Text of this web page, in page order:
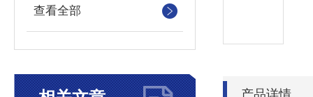
查看全部
产品详情